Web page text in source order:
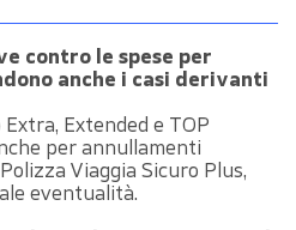
contro le spese per
anche i casi derivanti
Extended e TOP
per annullamenti
Viaggia Sicuro Plus,
eventualità.